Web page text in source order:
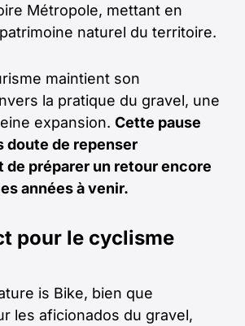
Métropole, mettant en
naturel du territoire.
maintient son
la pratique du gravel, une
expansion. Cette pause
doute de repenser
de préparer un retour encore
années à venir.
pour le cyclisme
is Bike, bien que
les aficionados du gravel,